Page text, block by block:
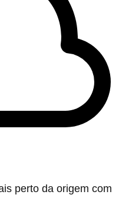
perto da origem com